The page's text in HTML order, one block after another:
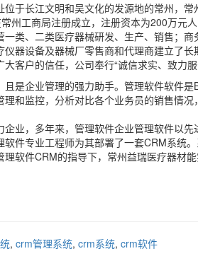
于长江文明和吴文化的发源地的常州，常
州工商局注册成立，注册资本为200万元
类、二类医疗器械研发、生产、销售；
器设备及器械厂零售商和代理商建立了
客户的信任，公司奉行“诚信求实、致力
是企业管理的强力助手。管理软件软件
和监控，分析对比各个业务员的销售情
业，多年来，管理软件企业管理软件以
件专业工程师为其部署了一套CRM系统
软件CRM的指导下，常州益瑞医疗器材
, crm管理系统, crm系统, crm软件